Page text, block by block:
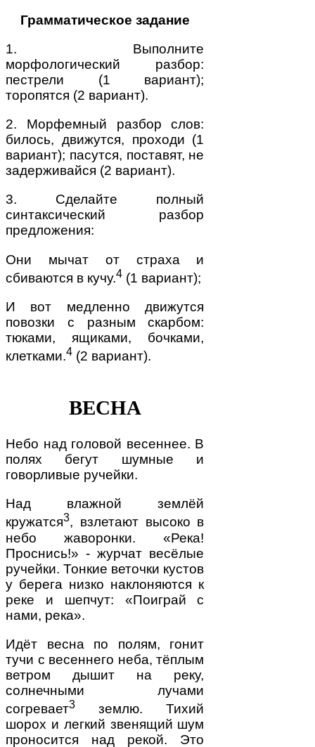
Грамматическое задание
1. Выполните
морфологический разбор:
пестрели (1 вариант);
торопятся (2 вариант).
2. Морфемный разбор слов:
билось, движутся, проходи (1
вариант); пасутся, поставят, не
задерживайся (2 вариант).
3. Сделайте полный
синтаксический разбор
предложения:
Они мычат от страха и
сбиваются в кучу.4 (1 вариант);
И вот медленно движутся
повозки с разным скарбом:
тюками, ящиками, бочками,
клетками.4 (2 вариант).
ВЕСНА
Небо над головой весеннее. В
полях бегут шумные и
говорливые ручейки.
Над влажной землёй
кружатся3, взлетают высоко в
небо жаворонки. «Река!
Проснись!» - журчат весёлые
ручейки. Тонкие веточки кустов
у берега низко наклоняются к
реке и шепчут: «Поиграй с
нами, река».
Идёт весна по полям, гонит
тучи с весеннего неба, тёплым
ветром дышит на реку,
солнечными лучами
согревает3
землю. Тихий
шорох и легкий звенящий шум
проносится над рекой. Это